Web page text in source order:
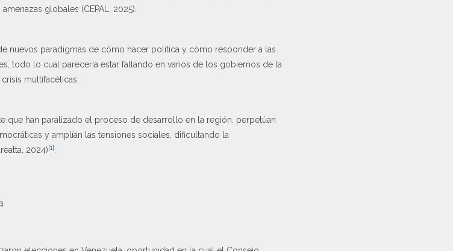
globales (CEPAL, 2025).
nuevos paradigmas de cómo hacer política y cómo responder a las
todo lo cual parecería estar fallando en varios de los gobiernos de la
multifacéticas.
que han paralizado el proceso de desarrollo en la región, perpetúan
y amplían las tensiones sociales, dificultando la
2024)[1].